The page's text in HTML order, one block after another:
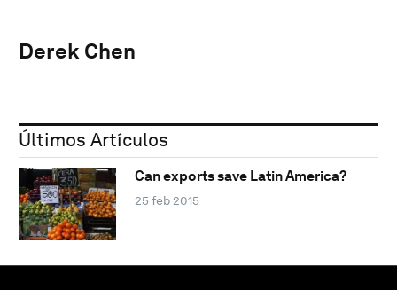
Derek Chen
Últimos Artículos
Can exports save Latin America?
25 feb 2015